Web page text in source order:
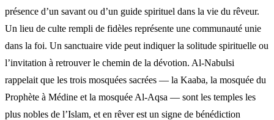
présence d’un savant ou d’un guide spirituel dans la vie du rêveur.
Un lieu de culte rempli de fidèles représente une communauté unie
dans la foi. Un sanctuaire vide peut indiquer la solitude spirituelle ou
l’invitation à retrouver le chemin de la dévotion. Al-Nabulsi
rappelait que les trois mosquées sacrées — la Kaaba, la mosquée du
Prophète à Médine et la mosquée Al-Aqsa — sont les temples les
plus nobles de l’Islam, et en rêver est un signe de bénédiction